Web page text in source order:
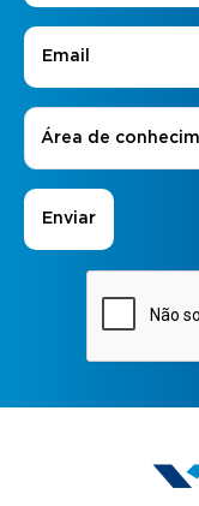
E-mail
Áreas de Interesse
Área de